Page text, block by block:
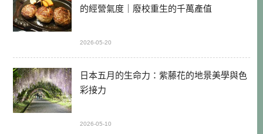
的經營氣度｜廢校重生的千萬產值
2026-05-20
日本五月的生命力：紫藤花的地景美學與色
彩接力
2026-05-10